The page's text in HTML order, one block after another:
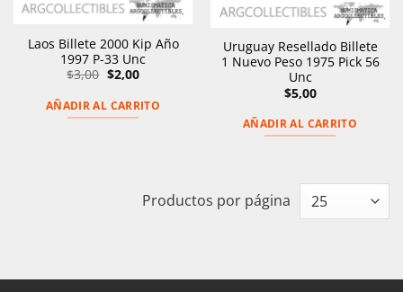
Laos Billete 2000 Kip Año
1997 P-33 Unc
$3,00 El
precio
era:
$3,00.
$2,00El
es:
$2,00.
AÑADIR AL CARRITO
Uruguay Resellado Billete
1 Nuevo Peso 1975 Pick 56
Unc
$5,00
AÑADIR AL CARRITO
Productos por página